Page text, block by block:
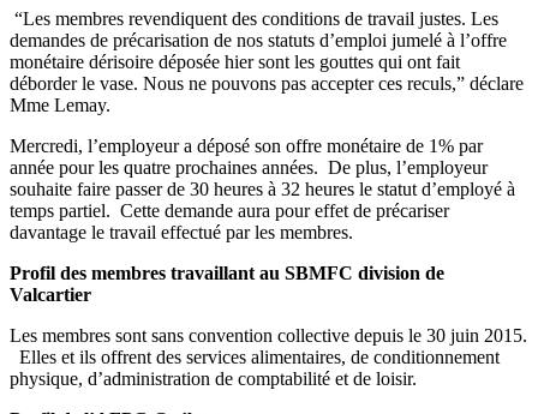
“Les membres revendiquent des conditions de travail justes. Les
demandes de précarisation de nos statuts d’emploi jumelé à l’offre
monétaire dérisoire déposée hier sont les gouttes qui ont fait
déborder le vase. Nous ne pouvons pas accepter ces reculs,” déclare
Mme Lemay.
Mercredi, l’employeur a déposé son offre monétaire de 1% par
année pour les quatre prochaines années. De plus, l’employeur
souhaite faire passer de 30 heures à 32 heures le statut d’employé à
temps partiel. Cette demande aura pour effet de précariser
davantage le travail effectué par les membres.
Profil des membres travaillant au SBMFC division de
Valcartier
Les membres sont sans convention collective depuis le 30 juin 2015.
Elles et ils offrent des services alimentaires, de conditionnement
physique, d’administration de comptabilité et de loisir.